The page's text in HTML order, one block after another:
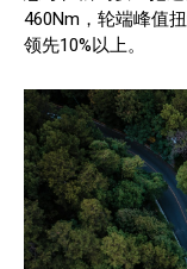
460Nm，轮端峰值
领先10%以上。